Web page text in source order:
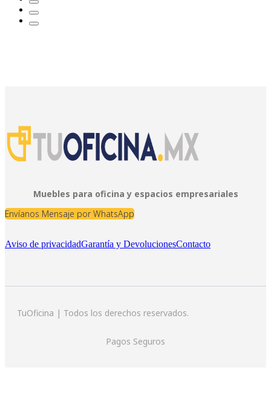
Muebles para oficina y espacios empresariales
Envíanos Mensaje por WhatsApp
Aviso de privacidadGarantía y DevolucionesContacto
TuOficina | Todos los derechos reservados.
Pagos Seguros